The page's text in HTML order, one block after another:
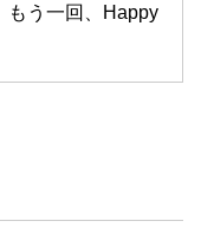
もう一回、Happy